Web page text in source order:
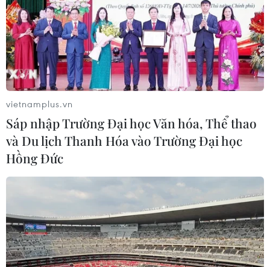
#Bộ Y tế #Tỉnh ủy Hải Dương
#COVID-19
#Bộ trưởng Nguyễn Thanh Long
#Chỉ thị 16
Theo dõi VietnamPlus
TIN LIÊN QUAN
vietnamplus.vn
Sáp nhập Trường Đại học Văn hóa, Thể thao
và Du lịch Thanh Hóa vào Trường Đại học
Hồng Đức